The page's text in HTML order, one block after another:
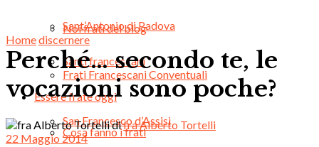
Sant’Antonio di Padova
Santi francescani
Essere frate oggi
Cosa fanno i frati
Noi frati del blog
Frati Francescani Conventuali
San Francesco d’Assisi
Homediscernere
Perché… secondo te, le
vocazioni sono poche?
difra Alberto Tortelli
22 Maggio 2014